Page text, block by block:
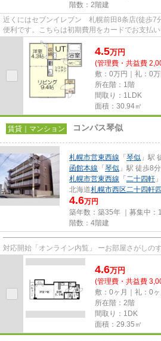
階数：2階建
近くにはセブンイレブン 札幌前田8条店(徒歩7
便利です。こちらは初期費用をカードでお支払
でパソコンを快適に使える光...
4.5万円
(管理費・共益費
敷：0万円｜礼：0万
所在階：1階
間取り：1LDK
面積：30.94㎡
賃貸｜マンション コンパス琴似
札幌市営東西線 「 琴似 」駅
函館本線 「 琴似 」駅 徒歩8分
札幌市営東西線 「 二十四軒
北海道札幌市西区二十四軒
4.6万円
築年数：築35年 ｜募集中：
階数：4階建
━━━━━━━━━━━━━━━━━━━━━━━━━━
対応開始「オンライン内覧」 ーお部屋さがしの
━━━━━━━━━━━━━━━━━━━━━━━━━━
4.6万円
(管理費・共益費
敷：0ヶ月｜礼：0ヶ
所在階：2階
間取り：1DK
面積：29.35㎡